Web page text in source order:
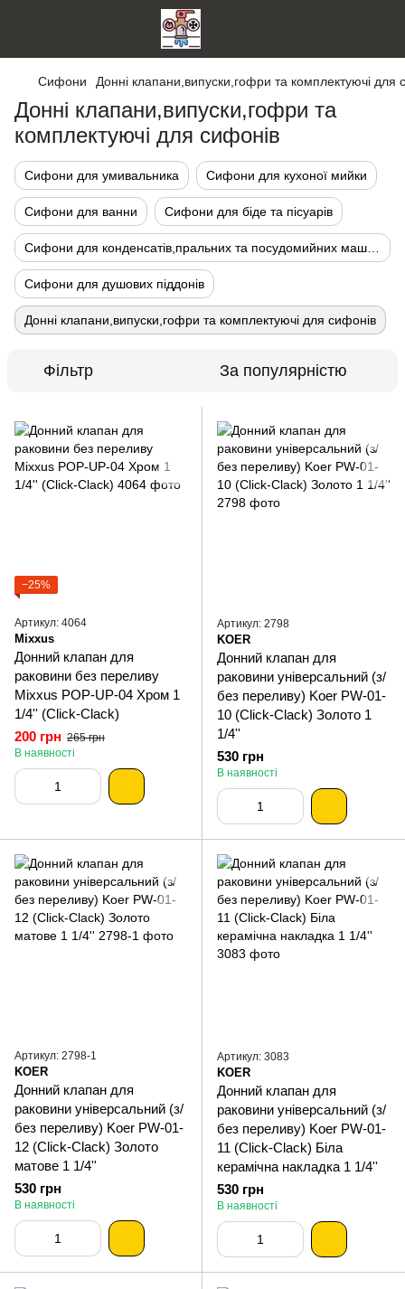
Сифони Донні клапани,випуски,гофри та комплектуючі для
Донні клапани,випуски,гофри та
комплектуючі для сифонів
Сифони для умивальника Сифони для кухоної мийки
Сифони для ванни Сифони для біде та пісуарів
Сифони для душових піддонів
Донні клапани,випуски,гофри та комплектуючі для сифонів
Фільтр За популярністю
−25%
Артикул: 4064
Mixxus
Донний клапан для
раковини без переливу
Mixxus POP-UP-04 Хром 1
1/4'' (Click-Clack)
200 грн 265 грн
В наявності
Артикул: 2798
KOER
Донний клапан для
раковини універсальний (з/
без переливу) Koer PW-01-
10 (Click-Clack) Золото 1
1/4''
530 грн
В наявності
Артикул: 2798-1
KOER
Донний клапан для
раковини універсальний (з/
без переливу) Koer PW-01-
12 (Click-Clack) Золото
матове 1 1/4''
530 грн
В наявності
Артикул: 3083
KOER
Донний клапан для
раковини універсальний (з/
без переливу) Koer PW-01-
11 (Click-Clack) Біла
керамічна накладка 1 1/4''
530 грн
В наявності